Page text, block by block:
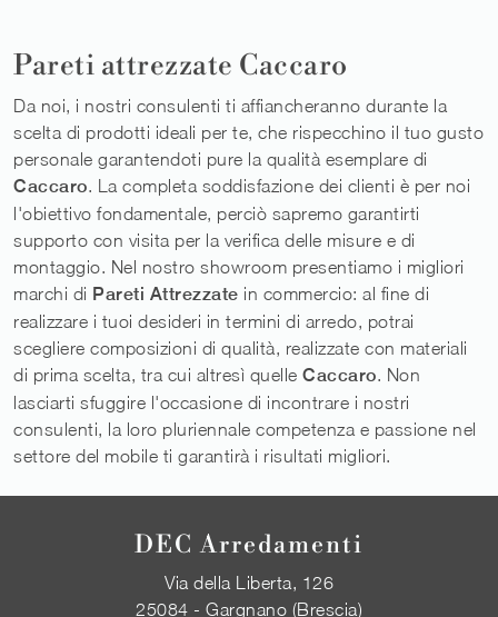
Pareti attrezzate Caccaro
Da noi, i nostri consulenti ti affiancheranno durante la
scelta di prodotti ideali per te, che rispecchino il tuo gusto
personale garantendoti pure la qualità esemplare di
Caccaro. La completa soddisfazione dei clienti è per noi
l'obiettivo fondamentale, perciò sapremo garantirti
supporto con visita per la verifica delle misure e di
montaggio. Nel nostro showroom presentiamo i migliori
marchi di Pareti Attrezzate in commercio: al fine di
realizzare i tuoi desideri in termini di arredo, potrai
scegliere composizioni di qualità, realizzate con materiali
di prima scelta, tra cui altresì quelle Caccaro. Non
lasciarti sfuggire l'occasione di incontrare i nostri
consulenti, la loro pluriennale competenza e passione nel
settore del mobile ti garantirà i risultati migliori.
DEC Arredamenti
Via della Liberta, 126
25084 - Gargnano (Brescia)